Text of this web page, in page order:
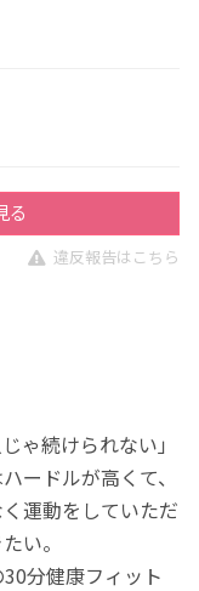
る
違反報告はこちら
ゃ続けられない」
ードルが高くて、
運動をしていただ
い。
分健康フィット